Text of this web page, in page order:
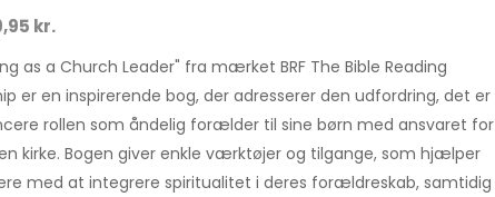
kr.
as a Church Leader" fra mærket BRF The Bible Reading
er en inspirerende bog, der adresserer den udfordring, det er
rollen som åndelig forælder til sine børn med ansvaret for
kirke. Bogen giver enkle værktøjer og tilgange, som hjælper
med at integrere spiritualitet i deres forældreskab, samtidig